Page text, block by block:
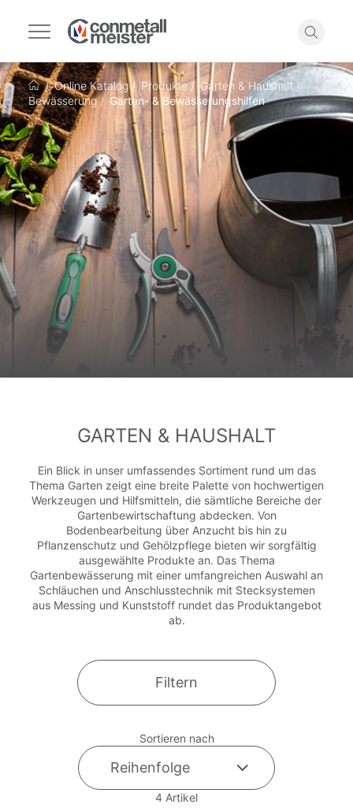
Navigation
umschalten
Suche
StartseiteOnline Katalog Produkte
Garten & Haushalt
Bewässerung
Garten- & Bewässerungshilfen
GARTEN & HAUSHALT
Ein Blick in unser umfassendes Sortiment rund um das
Thema Garten zeigt eine breite Palette von hochwertigen
Werkzeugen und Hilfsmitteln, die sämtliche Bereiche der
Gartenbewirtschaftung abdecken. Von
Bodenbearbeitung über Anzucht bis hin zu
Pflanzenschutz und Gehölzpflege bieten wir sorgfältig
ausgewählte Produkte an. Das Thema
Gartenbewässerung mit einer umfangreichen Auswahl an
Schläuchen und Anschlusstechnik mit Stecksystemen
aus Messing und Kunststoff rundet das Produktangebot
ab.
4 Artikel
Sortieren nach
Filtern